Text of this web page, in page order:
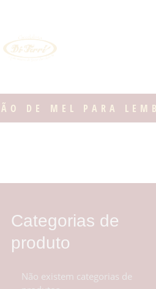
DE MEL PARA
Categorias de
produto
Não existem categorias de